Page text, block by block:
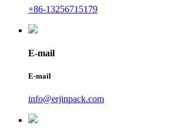
+86-13256715179
E-mail
E-mail
info@erjinpack.com